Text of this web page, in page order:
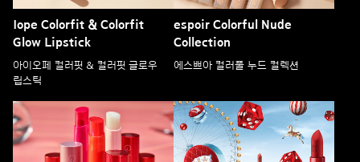
Iope Colorfit & Colorfit
Glow Lipstick
아이오페 컬러핏 & 컬러핏 글로우
립스틱
espoir Colorful Nude
Collection
에스쁘아 컬러풀 누드 컬렉션